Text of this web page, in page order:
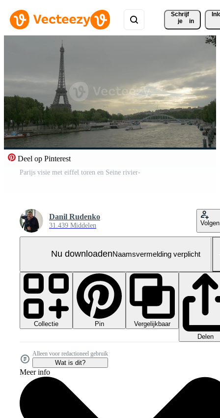
Schrijf
je
in
Deel op Pinterest
Parijs visie met eiffel toren en Seine rivier-
Danil Rudenko
31.439 Middelen Volgen
Nu downloadenNaamsvermelding verplicht
Collectie Pin
Vergelijkbaar
Delen
Alleen voor redactioneel gebruik
Wat is dit?
Meer info